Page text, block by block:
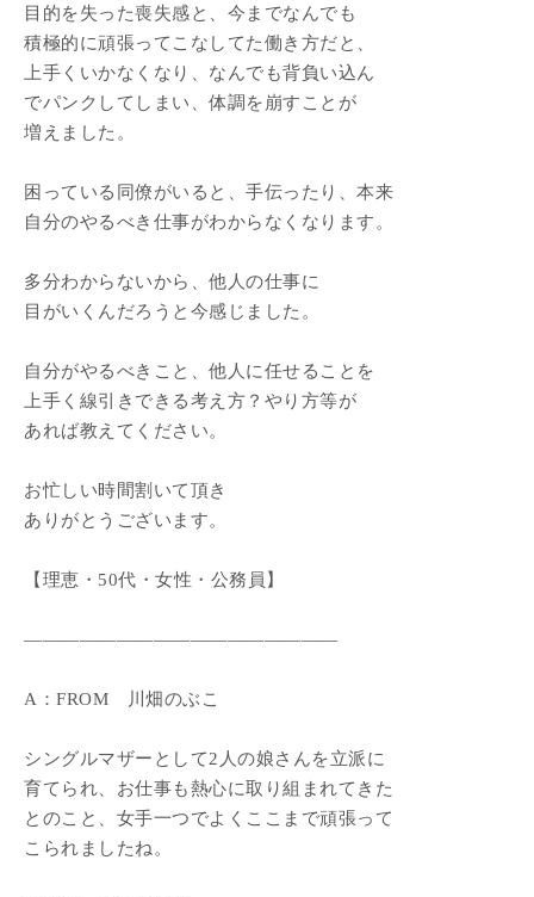
目的を失った喪失感と、今までなんでも
積極的に頑張ってこなしてた働き方だと、
上手くいかなくなり、なんでも背負い込ん
でパンクしてしまい、体調を崩すことが
増えました。
困っている同僚がいると、手伝ったり、本来
自分のやるべき仕事がわからなくなります。
多分わからないから、他人の仕事に
目がいくんだろうと今感じました。
自分がやるべきこと、他人に任せることを
上手く線引きできる考え方？やり方等が
あれば教えてください。
お忙しい時間割いて頂き
ありがとうございます。
【理恵・50代・女性・公務員】
―――――――――――――――――
A：FROM 川畑のぶこ
シングルマザーとして2人の娘さんを立派に
育てられ、お仕事も熱心に取り組まれてきた
とのこと、女手一つでよくここまで頑張って
こられましたね。